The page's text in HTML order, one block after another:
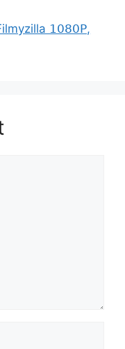
𝟣𝟢𝟪𝟢𝖯,